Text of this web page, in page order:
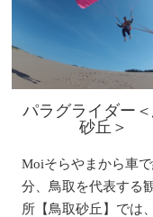
パラグライダー
砂丘＞
Moiそらやまから車
分、鳥取を代表する
所【鳥取砂丘】では